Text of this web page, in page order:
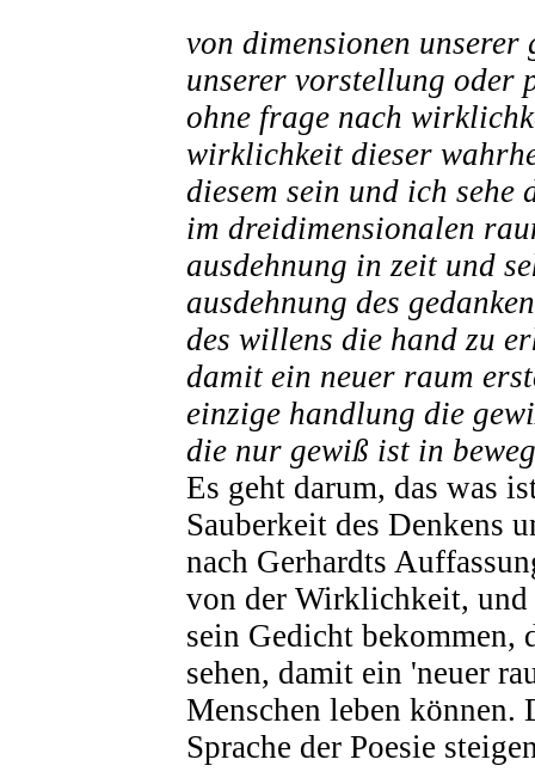
von dimensionen unserer
unserer vorstellung oder
ohne frage nach
wirklichkeit dieser
diesem sein und ich sehe
im dreidimensionalen
ausdehnung in zeit und
ausdehnung des
des willens die hand zu
damit ein neuer raum
einzige handlung die
die nur gewiß ist in
Es geht darum, das was
Sauberkeit des Denkens
nach Gerhardts
von der Wirklichkeit,
sein Gedicht bekommen,
sehen, damit ein 'neuer
Menschen leben können.
Sprache der Poesie